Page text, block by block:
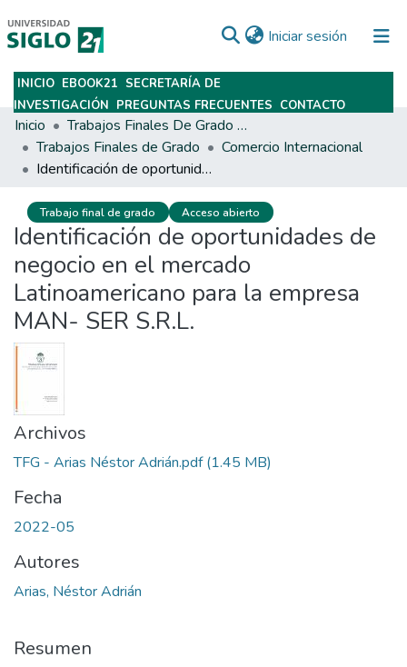
Iniciar sesión (current)
Subir
INICIO EBOOK21 SECRETARÍA DE
INVESTIGACIÓN PREGUNTAS FRECUENTES CONTACTO
Inicio
Trabajos Finales De Grado Y Posgrado
Trabajos Finales de Grado
Comercio Internacional
Identificación de oportunidades de negocio en el mercado Latinoamericano para la empresa MAN- SER S.R.L.
Trabajo final de grado Acceso abierto
Identificación de oportunidades de
negocio en el mercado
Latinoamericano para la empresa
MAN- SER S.R.L.
Archivos
TFG - Arias Néstor Adrián.pdf(1.45 MB)
Fecha
2022-05
Autores
Arias, Néstor Adrián
Resumen